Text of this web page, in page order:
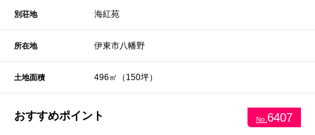
別荘地 海紅苑
所在地 伊東市八幡野
土地面積 496㎡（150坪）
No. 6407
おすすめポイント